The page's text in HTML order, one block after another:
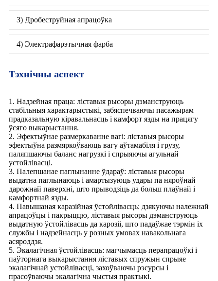
3) Дробеструйная апрацоўка
4) Электрафарэтычная фарба
Тэхнічны аспект
1. Надзейная праца: ліставыя рысоры дэманструюць
стабільныя характарыстыкі, забяспечваючы пасажырам
прадказальную кіравальнасць і камфорт язды на працягу
ўсяго выкарыстання.
2. Эфектыўнае размеркаванне вагі: ліставыя рысоры
эфектыўна размяркоўваюць вагу аўтамабіля і грузу,
паляпшаючы баланс нагрузкі і спрыяючы агульнай
устойлівасці.
3. Палепшанае паглынанне ўдараў: ліставыя рысоры
выдатна паглынаюць і амартызуюць удары па няроўнай
дарожнай паверхні, што прыводзіць да больш плаўнай і
камфортнай язды.
4. Павышаная каразійная ўстойлівасць: дзякуючы належнай
апрацоўцы і пакрыццю, ліставыя рысоры дэманструюць
выдатную ўстойлівасць да карозіі, што падаўжае тэрмін іх
службы і надзейнасць у розных умовах навакольнага
асяроддзя.
5. Экалагічная ўстойлівасць: магчымасць перапрацоўкі і
паўторнага выкарыстання ліставых спружын спрыяе
экалагічнай устойлівасці, захоўваючы рэсурсы і
прасоўваючы экалагічна чыстыя практыкі.